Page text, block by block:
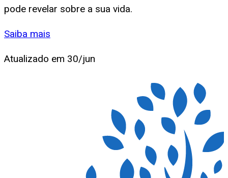
pode revelar sobre a sua vida.
Saiba mais
Atualizado em 30/jun